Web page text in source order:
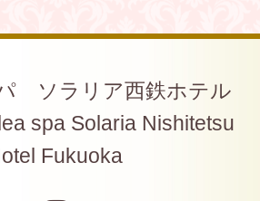
ソラリア西鉄ホテル
spa Solaria Nishitetsu
Fukuoka